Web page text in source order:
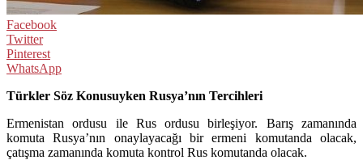
Facebook
Twitter
Pinterest
WhatsApp
Türkler Söz Konusuyken Rusya’nın Tercihleri
Ermenistan ordusu ile Rus ordusu birleşiyor. Barış zamanında
komuta Rusya’nın onaylayacağı bir ermeni komutanda olacak,
çatışma zamanında komuta kontrol Rus komutanda olacak.